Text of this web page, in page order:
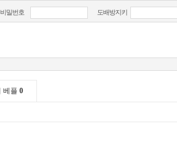
비밀번호 도배방지키
베플 0